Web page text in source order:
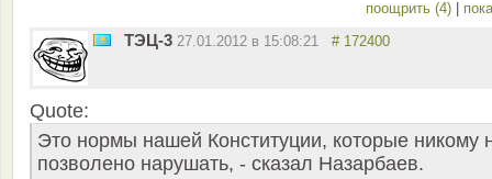
поощрить (4)
ТЭЦ-3 27.01.2012 в 15:08:21 # 172400
Quote:
Это нормы нашей Конституции, которые никому
позволено нарушать, - сказал Назарбаев.